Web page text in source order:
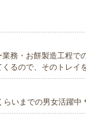
務・お餅製造工程で
るので、そのトレイ
らいまでの男女活躍中